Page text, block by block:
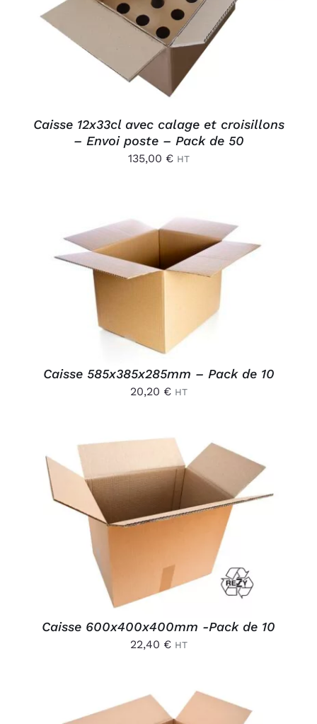
Caisse 12x33cl avec calage et croisillons
– Envoi poste – Pack de 50
135,00 € HT
AJOUTER AU PANIER
/
Caisse 585x385x285mm – Pack de 10
20,20 € HT
AJOUTER AU PANIER
/
Caisse 600x400x400mm -Pack de 10
22,40 € HT